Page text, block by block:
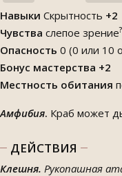
Навыки Скрытность +2
Чувства слепое зрение?
Опасность 0 (0 или 10
Бонус мастерства +2
Местность обитания
Амфибия. Краб может
ДЕЙСТВИЯ
Клешня. Рукопашная